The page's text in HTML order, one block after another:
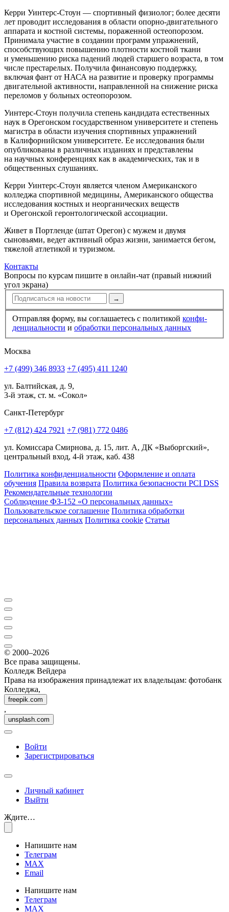
Керри Уинтерс-Стоун — спортивный физиолог; более десяти
лет проводит исследования в области опорно-двигательного
аппарата и костной системы, пораженной остеопорозом.
Принимала участие в создании программ упражнений,
способствующих повышению плотности костной ткани
и уменьшению риска падений людей старшего возраста, в том
числе престарелых. Получила финансовую поддержку,
включая фант от НАСА на развитие и проверку программы
двигательной активности, направленной на снижение риска
переломов у больных остеопорозом.
Уинтерс-Стоун получила степень кандидата естественных
наук в Орегонском государственном университете и степень
магистра в области изучения спортивных упражнений
в Калифорнийском университете. Ее исследования были
опубликованы в различных изданиях и представлены
на научных конференциях как в академических, так и в
общественных слушаниях.
Керри Уинтерс-Стоун является членом Американского
колледжа спортивной медицин­ы, Американского общества
исследования костных и неорганических веществ
и Орегонской геронтологической ассоциации.
Живет в Портленде (штат Орегон) с мужем и двумя
сыновьями, ведет активный образ жизни, занимается бегом,
тяжелой атлетикой и туризмом.
Контакты
Вопросы по курсам пишите в онлайн-чат (правый нижний
угол экрана)
→
Отправляя форму, вы соглашаетесь с политикой конфи­
ден­циальности и обработки персональных данных
Москва
+7 (499) 346 8933 +7 (495) 411 1240
ул. Балтийская, д. 9,
3-й этаж, ст. м. «Сокол»
Санкт-Петербург
+7 (812) 424 7921 +7 (981) 772 0486
ул. Комиссара Смирнова, д. 15, лит. А, ДК «Выборгский»,
центральный вход, 4-й этаж, каб. 438
Политика конфиденциальности Оформление и оплата
обучения Правила возврата Политика безопасности PCI DSS
Рекомендательные технологии
Соблюдение ФЗ-152 «О персональ­ных данных»
Пользовательское соглашение Политика обработки
персональных данных Политика cookie Статьи
© 2000–2026
Все права защищены.
Колледж Вейдера
Права на изображения принадлежат их владельцам: фотобанк
Колледжа,
freepik.com
,
unsplash.com
Войти
Зарегистрироваться
Личный кабинет
Выйти
Ждите…
Напишите нам
Телеграм
MAX
Email
Напишите нам
Телеграм
MAX